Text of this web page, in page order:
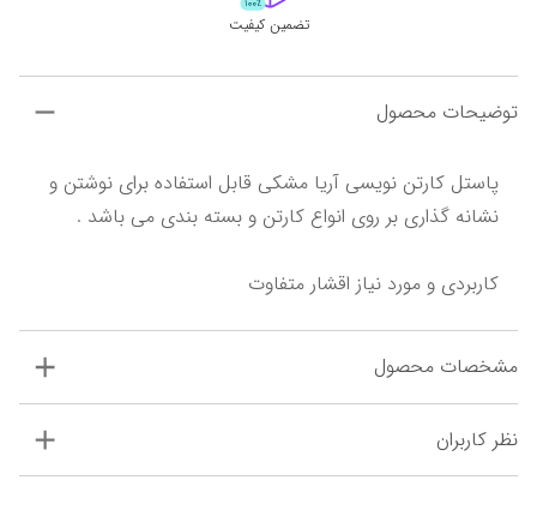
تضمین کیفیت
توضیحات محصول
کاربردی و مورد نیاز اقشار متفاوت
مشخصات محصول
نظر کاربران